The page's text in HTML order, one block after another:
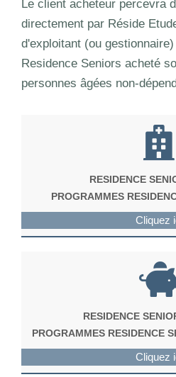
Le client acheteur percevra
directement par Réside
d'exploitant (ou
Residence Seniors acheté
personnes âgées non-
RESIDENCE
PROGRAMMES
Cliquez
RESIDENCE
PROGRAMMES RESIDENCE
Cliquez